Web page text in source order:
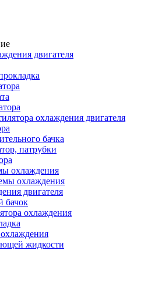
двигателя
охлаждения двигателя
бачка
патрубки
охлаждения
охлаждения
двигателя
бачок
охлаждения
жидкости